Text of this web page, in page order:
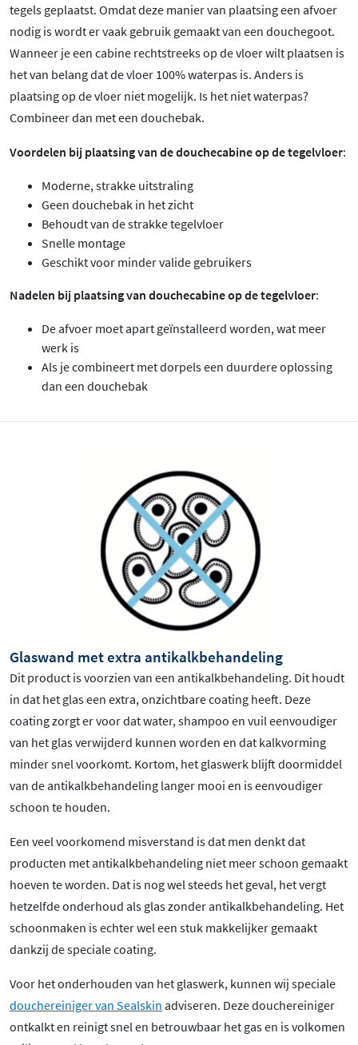
tegels geplaatst. Omdat deze manier van plaatsing een afvoer
nodig is wordt er vaak gebruik gemaakt van een douchegoot.
Wanneer je een cabine rechtstreeks op de vloer wilt plaatsen is
het van belang dat de vloer 100% waterpas is. Anders is
plaatsing op de vloer niet mogelijk. Is het niet waterpas?
Combineer dan met een douchebak.
Voordelen bij plaatsing van de douchecabine op de tegelvloer:
Moderne, strakke uitstraling
Geen douchebak in het zicht
Behoudt van de strakke tegelvloer
Snelle montage
Geschikt voor minder valide gebruikers
Nadelen bij plaatsing van douchecabine op de tegelvloer:
De afvoer moet apart geïnstalleerd worden, wat meer
werk is
Als je combineert met dorpels een duurdere oplossing
dan een douchebak
Glaswand met extra antikalkbehandeling
Dit product is voorzien van een antikalkbehandeling. Dit houdt
in dat het glas een extra, onzichtbare coating heeft. Deze
coating zorgt er voor dat water, shampoo en vuil eenvoudiger
van het glas verwijderd kunnen worden en dat kalkvorming
minder snel voorkomt. Kortom, het glaswerk blijft doormiddel
van de antikalkbehandeling langer mooi en is eenvoudiger
schoon te houden.
Een veel voorkomend misverstand is dat men denkt dat
producten met antikalkbehandeling niet meer schoon gemaakt
hoeven te worden. Dat is nog wel steeds het geval, het vergt
hetzelfde onderhoud als glas zonder antikalkbehandeling. Het
schoonmaken is echter wel een stuk makkelijker gemaakt
dankzij de speciale coating.
Voor het onderhouden van het glaswerk, kunnen wij speciale
douchereiniger van Sealskin adviseren. Deze douchereiniger
ontkalkt en reinigt snel en betrouwbaar het gas en is volkomen